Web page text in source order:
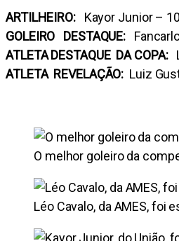
ARTILHEIRO:
Kayor Junior –
GOLEIRO DESTAQUE:
ATLETA DESTAQUE DA COPA:
ATLETA REVELAÇÃO: Luiz
O melhor goleiro da
Léo Cavalo, da AMES, foi